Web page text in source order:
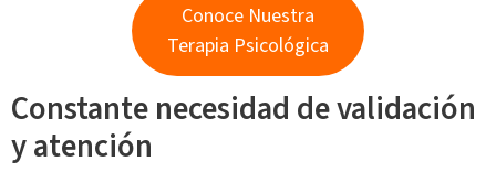
Conoce Nuestra
Terapia Psicológica
Constante necesidad de validación
y atención